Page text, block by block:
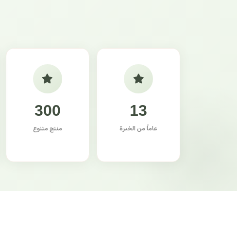
13
عاماً من الخبرة
300
منتج متنوع